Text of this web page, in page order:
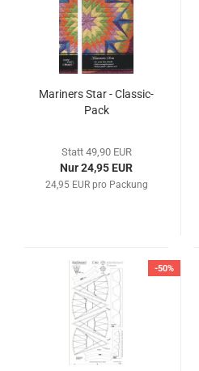
Mariners Star - Classic-
Pack
Statt 49,90 EUR
Nur 24,95 EUR
24,95 EUR pro Packung
-50%